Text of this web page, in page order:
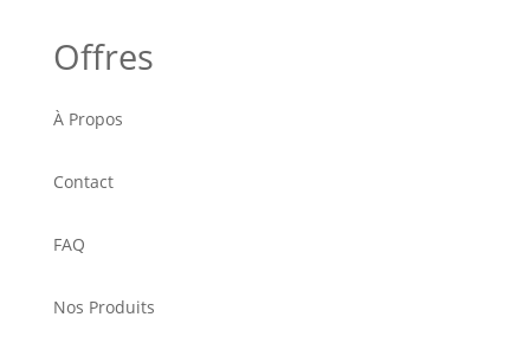
Offres
À Propos
Contact
FAQ
Nos Produits